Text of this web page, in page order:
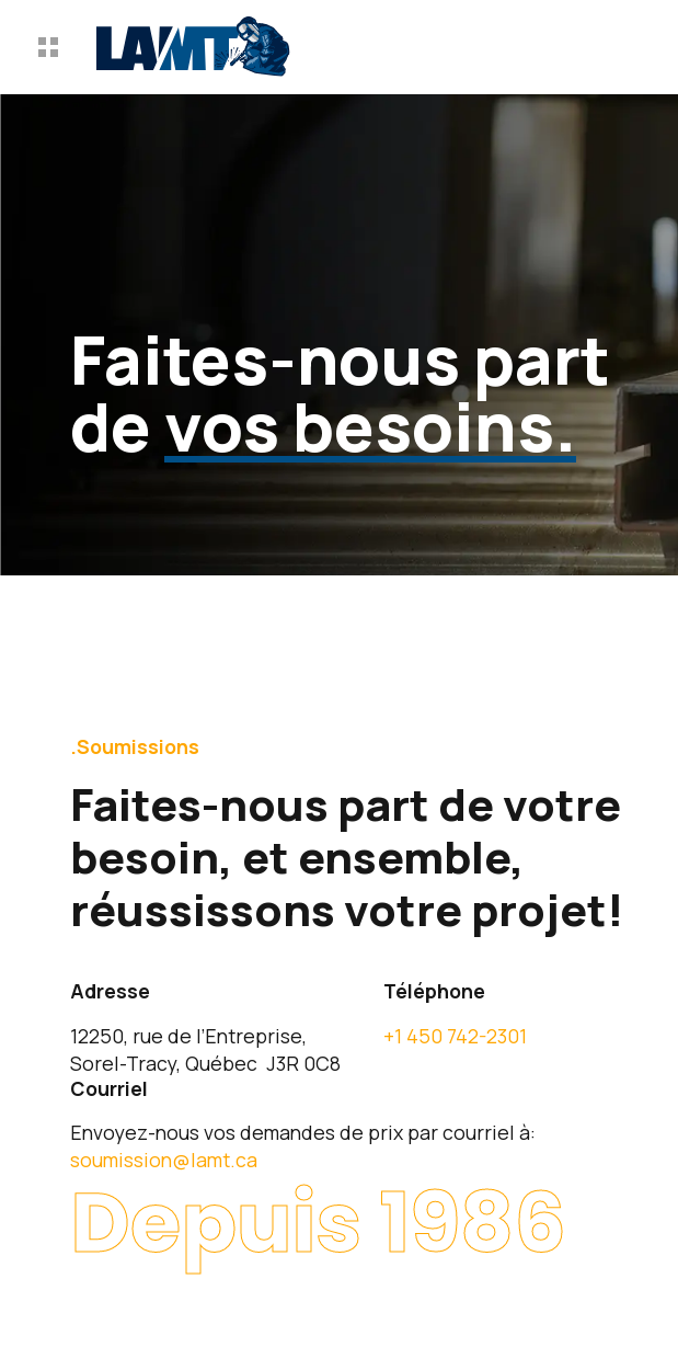
Faites-nous part
devos besoins.
.Soumissions
Faites-nous part de votre
besoin, et ensemble,
réussissons votre projet!
Adresse
12250, rue de l’Entreprise,
Sorel-Tracy, Québec J3R 0C8
Téléphone
+1 450 742-2301
Courriel
Envoyez-nous vos demandes de prix par courriel à:
soumission@lamt.ca
Depuis 1986